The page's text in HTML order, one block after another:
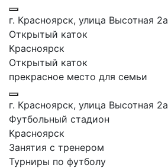
г. Красноярск, улица Высотная 2a
Открытый каток
Красноярск
Открытый каток
прекрасное место для семьи
г. Красноярск, улица Высотная 2a
Футбольный стадион
Красноярск
Занятия с тренером
Турниры по футболу